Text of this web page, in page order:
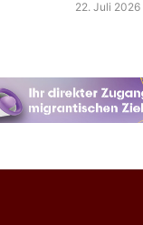
22. Juli 2026